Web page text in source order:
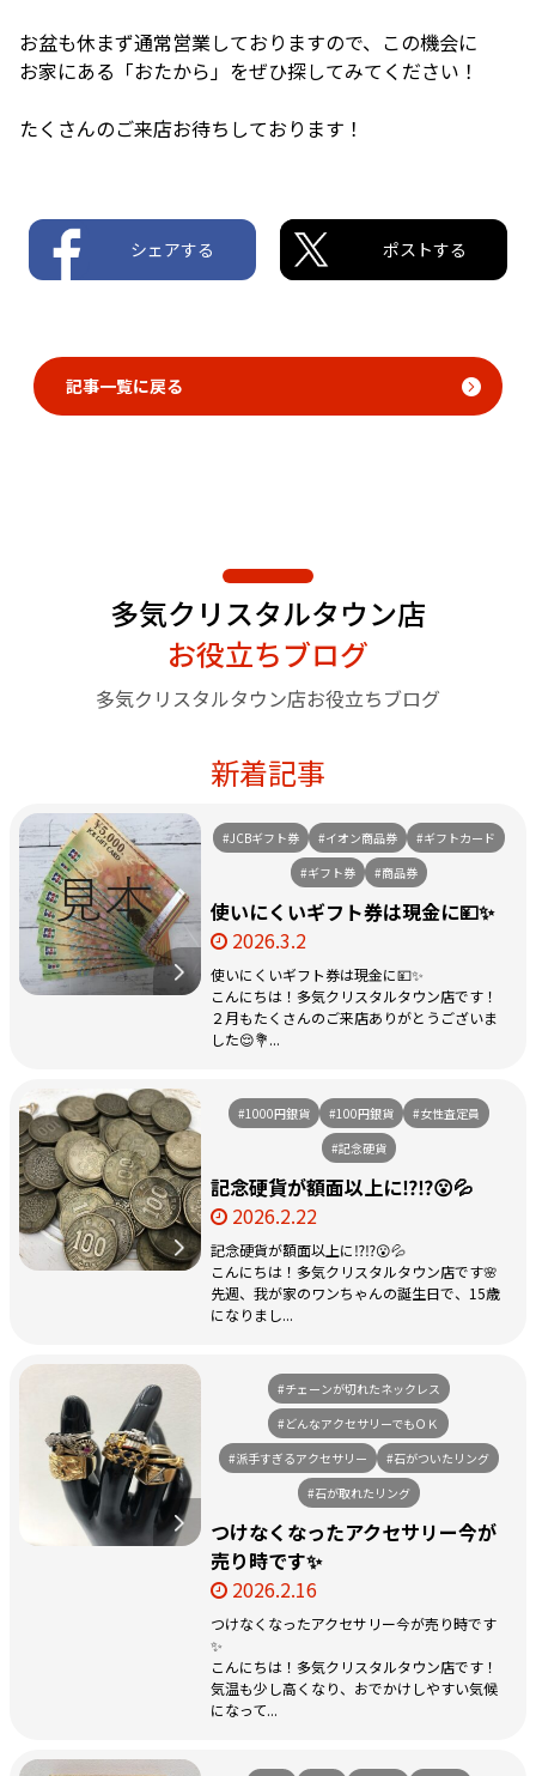
お盆も休まず通常営業しておりますので、この機会に
お家にある「おたから」をぜひ探してみてください！
たくさんのご来店お待ちしております！
シェアする ポストする
記事一覧に戻る
多気クリスタルタウン店
お役立ちブログ
多気クリスタルタウン店お役立ちブログ
新着記事
#JCBギフト券 #イオン商品券
#ギフトカード
#ギフト券
#商品券
使いにくいギフト券は現金に💴✨
2026.3.2
使いにくいギフト券は現金に💴✨
こんにちは！多気クリスタルタウン店です！
２月もたくさんのご来店ありがとうございま
した😌💐...
#1000円銀貨 #100円銀貨
#女性査定員
#記念硬貨
記念硬貨が額面以上に⁉️⁉️😮💦
2026.2.22
記念硬貨が額面以上に⁉️⁉️😮💦
こんにちは！多気クリスタルタウン店です🌸
先週、我が家のワンちゃんの誕生日で、15歳
になりまし...
#チェーンが切れたネックレス
#どんなアクセサリーでもＯＫ
#派手すぎるアクセサリー
#石がついたリング
#石が取れたリング
つけなくなったアクセサリー今が
売り時です✨
2026.2.16
つけなくなったアクセサリー今が売り時です
✨
こんにちは！多気クリスタルタウン店です！
気温も少し高くなり、おでかけしやすい気候
になって...